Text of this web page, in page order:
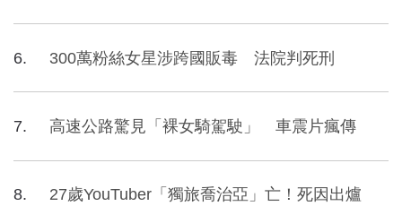
300萬粉絲女星涉跨國販毒 法院判死刑
高速公路驚見「裸女騎駕駛」 車震片瘋傳
27歲YouTuber「獨旅喬治亞」亡！死因出爐